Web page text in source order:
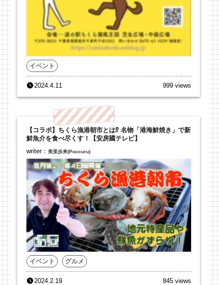
イベント
2024.4.11 999 views
【コラボ】ちくら漁港朝市とは⁉︎ 名物「港海鮮焼き」で新
鮮魚介を食べ尽くす！【安房國テレビ】
writer： 美里歩来(Poccuru)
イベント グルメ
2024.2.19 845 views